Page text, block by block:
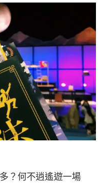
？何不逍遙遊一場